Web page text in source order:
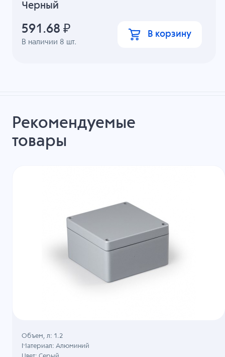
Черный
В наличии 8 шт.
591.68 ₽ В корзину
Рекомендуемые
товары
Объем, л: 1.2
Материал: Алюминий